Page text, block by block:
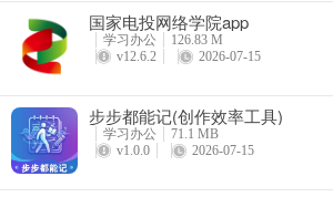
随后，对于待办事项列表中的可执行任务，
法则进行处理：如果这些任务是在 2 分钟左
去做。比如，回复邮件、拖地等任务。如果不
步骤才可以完成，那么就将可以将其转变为
任务。
国家电投网络学院app
学习办公
126.83 M
v12.6.2
2026-07-15
步步都能记(创作效率工具)
学习办公
71.1 MB
v1.0.0
2026-07-15